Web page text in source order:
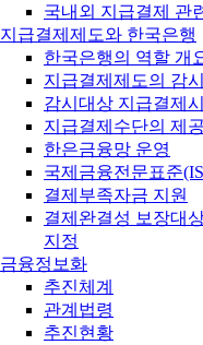
국내외 지급결제 관
지급결제제도와 한국은행
한국은행의 역할 개
지급결제제도의 감시
감시대상 지급결제
지급결제수단의 제공
한은금융망 운영
국제금융전문표준
결제부족자금 지원
결제완결성 보장대
지정
금융정보화
추진체계
관계법령
추진현황